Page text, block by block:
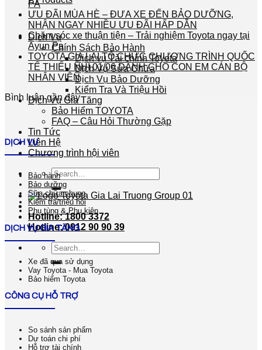
Dịch Vụ
Chính Sách Bảo Hành
Dịch vụ Tài chính Toyota
Dịch Vụ Sửa Chữa
Dịch Vụ Bảo Dưỡng
Kiểm Tra Và Triệu Hồi
Dịch Vụ Gia Tăng
Bảo Hiểm TOYOTA
FAQ – Câu Hỏi Thường Gặp
Tin Tức
Liên Hệ
Chương trình hội viên
Search
for:
Hotline: 1800 3372
Hotline: 0912 90 90 39
Search
for:
PA
ƯU ĐÃI MÙA HÈ – ĐƯA XE ĐẾN BẢO DƯỠNG,
NHẬN NGAY NHIỀU ƯU ĐÃI HẤP DẪN
Chăm sóc xe thuận tiện – Trải nghiệm Toyota ngay tại
Ayun Pa
TOYOTA GIA LAI TỔ CHỨC CHƯƠNG TRÌNH QUỐC
TẾ THIẾU NHI 01/06 DÀNH CHO CON EM CÁN BỘ
NHÂN VIÊN
Bình luận gần đây
DỊCH VỤ
Bảo hành
Bảo dưỡng
Sữa chữa chung
Kiểm tra/triệu hồi
Phụ tùng & Phụ kiện
DỊCH VỤ GIA TĂNG
Xe đã qua sử dụng
Vay Toyota - Mua Toyota
Bảo hiểm Toyota
CÔNG CỤ HỖ TRỢ
So sánh sản phẩm
Dự toán chi phí
Hỗ trợ tài chính